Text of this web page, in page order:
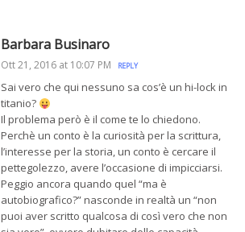
Barbara Businaro
Ott 21, 2016 at 10:07 PM REPLY
Sai vero che qui nessuno sa cos’è un hi-lock in
titanio?
Il problema però è il come te lo chiedono.
Perchè un conto è la curiosità per la scrittura,
l’interesse per la storia, un conto è cercare il
pettegolezzo, avere l’occasione di impicciarsi.
Peggio ancora quando quel “ma è
autobiografico?” nasconde in realtà un “non
puoi aver scritto qualcosa di così vero che non